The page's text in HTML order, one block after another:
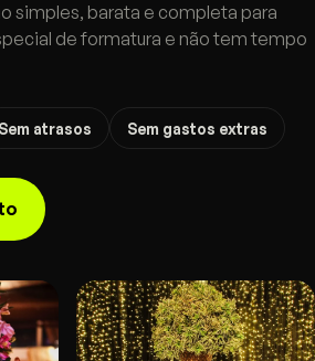
simples, barata e completa para
de formatura e não tem tempo
Sem atrasos Sem gastos extras